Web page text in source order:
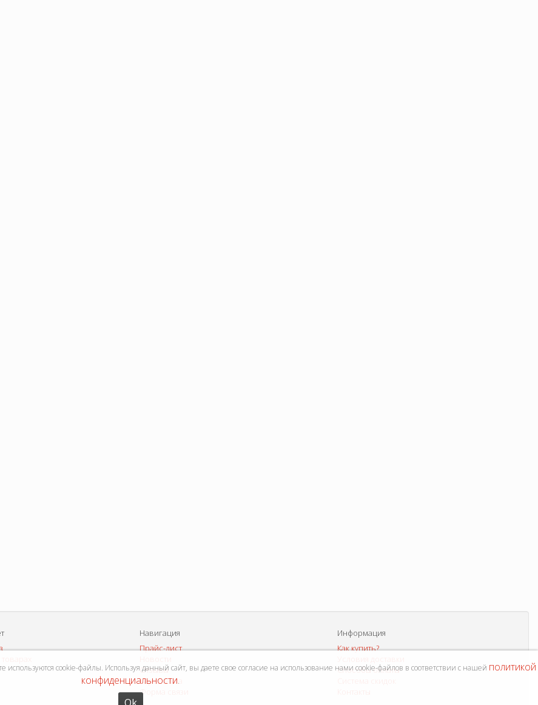
Навигация
Прайс-лист
Отзывы
Карта сайта
Форма связи
Информация
Как купить?
Способы оплаты
cookie-файлы. Используя данный сайт, вы даете свое согласие на использование нами cookie-файлов в соответствии с нашей политикой
конфиденциальности.